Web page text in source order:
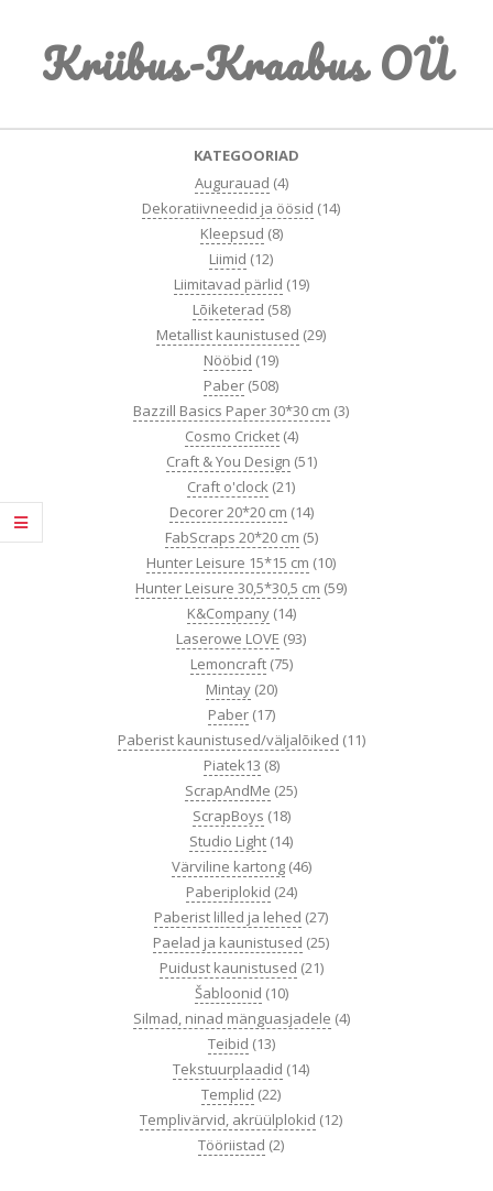
contentKriibus-Kraabus OÜ
KATEGOORIAD
Augurauad (4)
Dekoratiivneedid ja öösid (14)
Kleepsud (8)
Liimid (12)
Liimitavad pärlid (19)
Lõiketerad (58)
Metallist kaunistused (29)
Nööbid (19)
Paber (508)
Bazzill Basics Paper 30*30 cm (3)
Cosmo Cricket (4)
Craft & You Design (51)
Craft o'clock (21)
Decorer 20*20 cm (14)
FabScraps 20*20 cm (5)
Hunter Leisure 15*15 cm (10)
Hunter Leisure 30,5*30,5 cm (59)
K&Company (14)
Laserowe LOVE (93)
Lemoncraft (75)
Mintay (20)
Paber (17)
Paberist kaunistused/väljalõiked (11)
Piatek13 (8)
ScrapAndMe (25)
ScrapBoys (18)
Studio Light (14)
Värviline kartong (46)
Paberiplokid (24)
Paberist lilled ja lehed (27)
Paelad ja kaunistused (25)
Puidust kaunistused (21)
Šabloonid (10)
Silmad, ninad mänguasjadele (4)
Teibid (13)
Tekstuurplaadid (14)
Templid (22)
Templivärvid, akrüülplokid (12)
Tööriistad (2)